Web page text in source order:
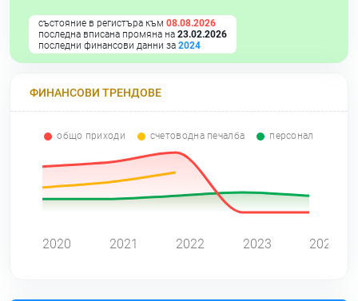
състояние в регистъра към 08.08.2026
последна вписана промяна на 23.02.2026
последни финансови данни за 2024
ФИНАНСОВИ ТРЕНДОВЕ
общо приходи счетоводна печалба персонал
2020 2021 2022 2023 2024